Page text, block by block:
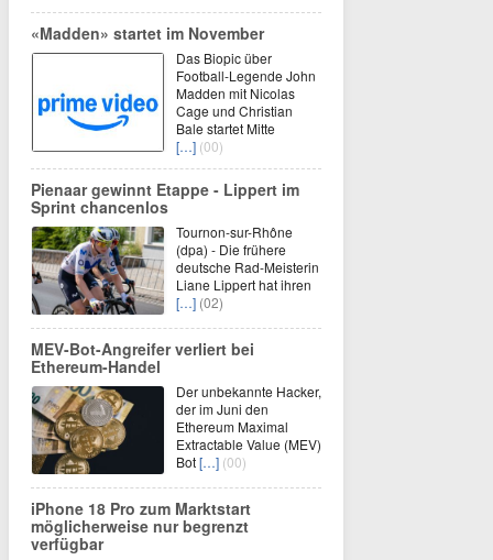
«Madden» startet im November
Das Biopic über
Football-Legende John
Madden mit Nicolas
Cage und Christian
Bale startet Mitte
[…] (00)
Pienaar gewinnt Etappe - Lippert im
Sprint chancenlos
Tournon-sur-Rhône
(dpa) - Die frühere
deutsche Rad-Meisterin
Liane Lippert hat ihren
[…] (02)
MEV-Bot-Angreifer verliert bei
Ethereum-Handel
Der unbekannte Hacker,
der im Juni den
Ethereum Maximal
Extractable Value (MEV)
Bot[…] (00)
iPhone 18 Pro zum Marktstart
möglicherweise nur begrenzt
verfügbar